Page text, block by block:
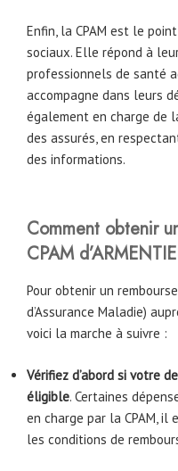
Enfin, la CPAM est le
sociaux. Elle répond à
professionnels de santé
accompagne dans leurs
également en charge de
des assurés, en
des informations.
Comment obtenir
CPAM
Pour obtenir un
d’Assurance Maladie)
voici la marche à suivre :
Vérifiez d’abord si votre
éligible. Certaines
en charge par la CPAM,
les conditions de